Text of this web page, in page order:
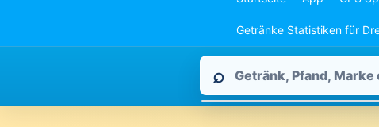
Getränke Statistiken für
Pfandpirat
durchsuchen
⌕